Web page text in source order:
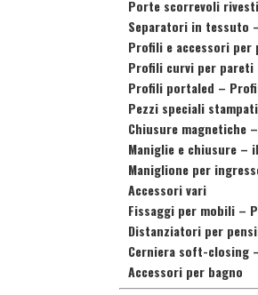
Porte scorrevoli
Separatori in tessuto
Profili e accessori per
Profili curvi per pareti
Profili portaled –
Pezzi speciali
Chiusure magnetiche –
Maniglie e chiusure –
Maniglione per
Accessori vari
Fissaggi per mobili –
Distanziatori per
Cerniera soft-closing
Accessori per bagno